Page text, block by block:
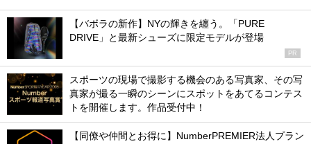
【バボラの新作】NYの輝きを纏う。「PURE
DRIVE」と最新シューズに限定モデルが登場
PR
スポーツの現場で撮影する機会のある写真家、その写
真家が撮る一瞬のシーンにスポットをあてるコンテス
トを開催します。作品受付中！
【同僚や仲間とお得に】NumberPREMIER法人プラン